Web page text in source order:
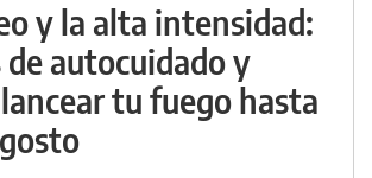
y la alta intensidad:
de autocuidado y
tu fuego hasta